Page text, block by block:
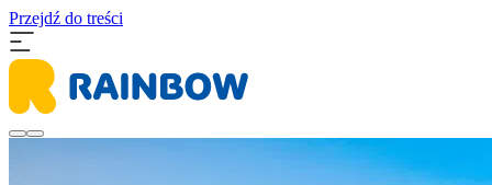
Przejdź do treści